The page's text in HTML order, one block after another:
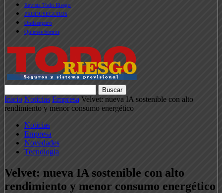
Revista Todo Riesgo
PRODUSEGUROS
Ondaseguro
Quienes Somos
Inicio Noticias Empresa Velvet: nueva IA sostenible con alto
rendimiento y menor consumo energético
Noticias
Empresa
Novedades
Tecnologia
Velvet: nueva IA sostenible con alto
rendimiento y menor consumo energético